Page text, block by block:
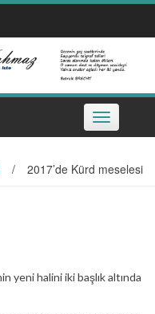
Toggle
navigation
/ 2017’de Kürd meselesi
yeni halini iki başlık altında